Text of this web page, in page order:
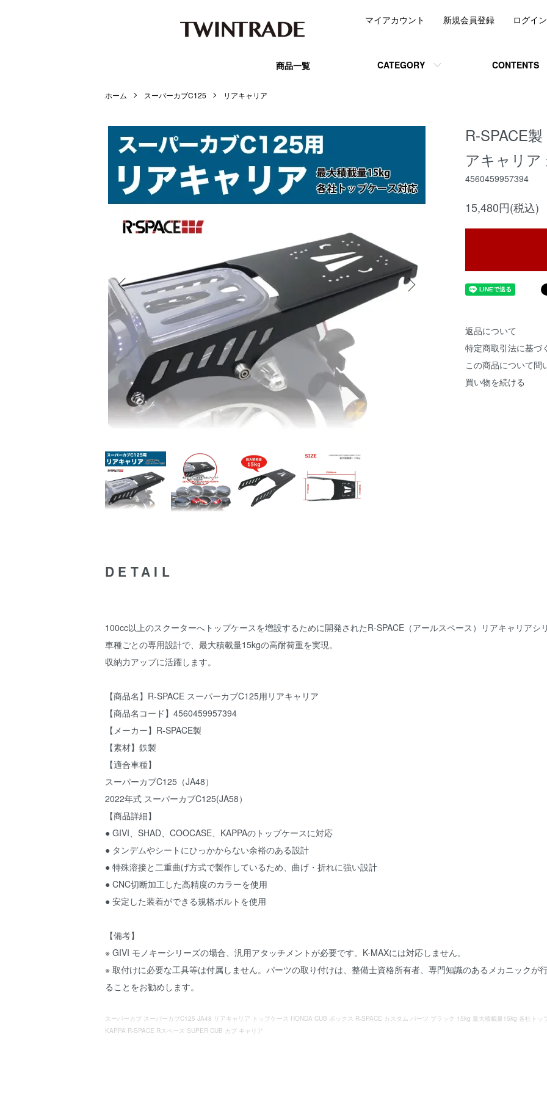
商品一覧 CATEGORY CONTENTS
マイアカウント 新規会員登録 ログイン
ホーム スーパーカブC125 リアキャリア
R-SPACE
アキャリア
4560459957394
15,480円(税込)
返品について
特定商取引法に基づ
この商品について問
買い物を続ける
DETAIL
100cc以上のスクーターへトップケースを増設するために開発されたR-SPACE（アールスペース）リアキャリアシ
車種ごとの専用設計で、最大積載量15kgの高耐荷重を実現。
収納力アップに活躍します。
【商品名】R-SPACE スーパーカブC125用リアキャリア
【商品名コード】4560459957394
【メーカー】R-SPACE製
【素材】鉄製
【適合車種】
スーパーカブC125（JA48）
2022年式 スーパーカブC125(JA58）
【商品詳細】
● GIVI、SHAD、COOCASE、KAPPAのトップケースに対応
● タンデムやシートにひっかからない余裕のある設計
● 特殊溶接と二重曲げ方式で製作しているため、曲げ・折れに強い設計
● CNC切断加工した高精度のカラーを使用
● 安定した装着ができる規格ボルトを使用
【備考】
※ GIVI モノキーシリーズの場合、汎用アタッチメントが必要です。K-MAXには対応しません。
※ 取付けに必要な工具等は付属しません。パーツの取り付けは、整備士資格所有者、専門知識のあるメカニックが
ることをお勧めします。
スーパーカブ スーパーカブC125 JA48 リアキャリア トップケース HONDA CUB ボックス R-SPACE カスタム パーツ ブラック 15kg 最大積載量15kg 各社ト
KAPPA R-SPACE Rスペース SUPER CUB カブ キャリア